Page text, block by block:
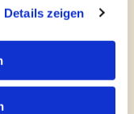
Details zeigen